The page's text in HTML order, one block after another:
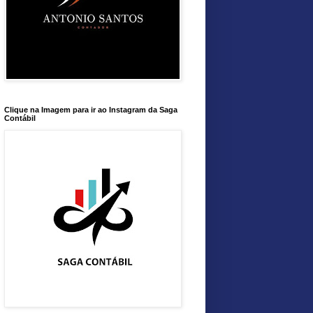
Clique na Imagem para ir ao Instagram da Saga
Contábil